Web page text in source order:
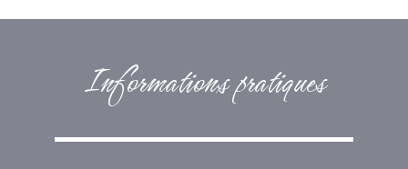
Informations pratiques